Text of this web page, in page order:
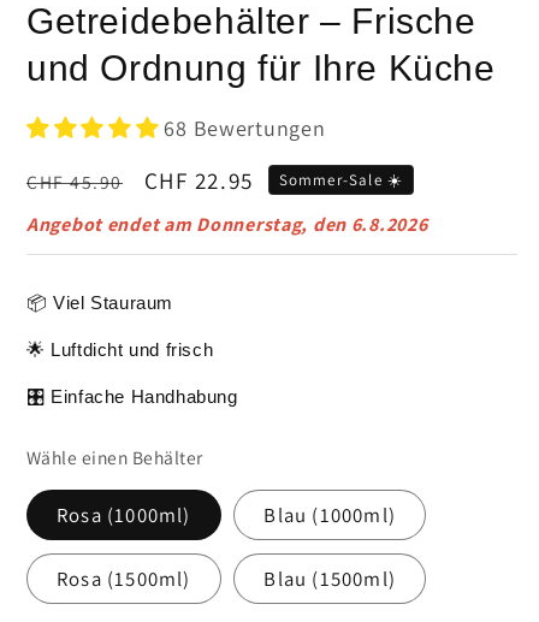
Getreidebehälter – Frische
und Ordnung für Ihre Küche
68 Bewertungen
Normaler
Preis
CHF 45.90 Verkaufspreis
CHF 22.95 Sommer-Sale ☀️
Angebot endet am Donnerstag, den 6.8.2026
📦 Viel Stauraum
🌟 Luftdicht und frisch
🎛️ Einfache Handhabung
Wähle einen Behälter
Rosa (1000ml) Blau (1000ml)
Rosa (1500ml) Blau (1500ml)